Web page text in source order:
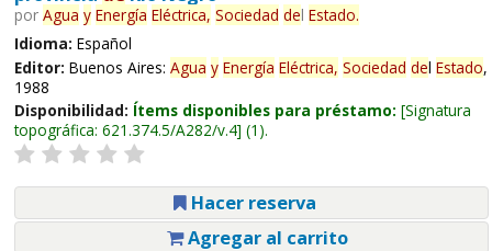
por Agua y Energía Eléctrica, Sociedad del Estado.
Idioma: Español
Editor: Buenos Aires: Agua y Energía Eléctrica, Sociedad del Estado,
1988
Disponibilidad: Ítems disponibles para préstamo: Signatura
topográfica: 621.374.5/A282/v.4 (1).
Hacer reserva
Agregar al carrito